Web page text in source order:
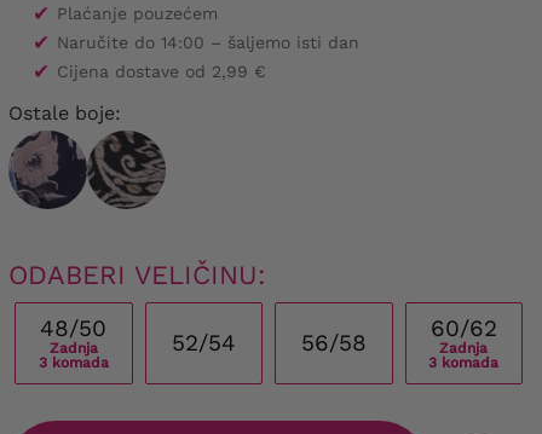
✔ Plaćanje pouzećem
✔ Naručite do 14:00 – šaljemo isti dan
✔ Cijena dostave od 2,99 €
Ostale boje:
ODABERI VELIČINU:
48/50
Zadnja
3 komada
52/54 56/58
60/62
Zadnja
3 komada